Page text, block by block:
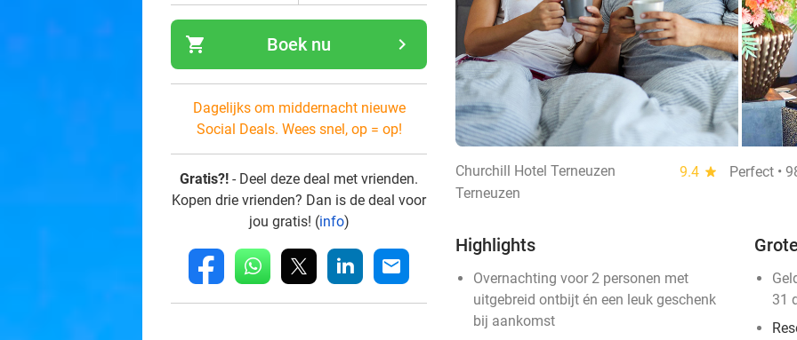
shopping_cart navigate_next
Boek nu
Dagelijks om middernacht nieuwe
Social Deals. Wees snel, op = op!
Gratis?! - Deel deze deal met vrienden.
Kopen drie vrienden? Dan is de deal voor
jou gratis! (info)
fb whatsapp linkedin mail
Churchill Hotel Terneuzen 9.4 star
Perfect •
Terneuzen
Highlights
Overnachting voor 2 personen met
uitgebreid ontbijt én een leuk geschenk
bij aankomst
31